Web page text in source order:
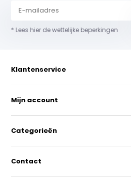
* Lees hier de wettelijke beperkingen
Klantenservice
Mijn account
Categorieën
Contact